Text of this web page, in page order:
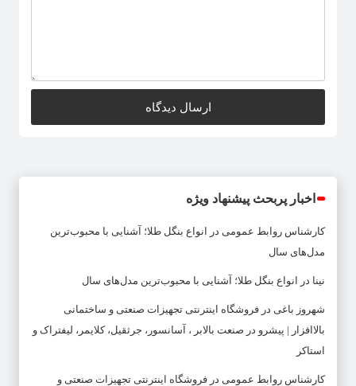
اخبار پربحث پیشنهاد ویژه
کارشناس روابط عمومی در
انواع بنگل طلا؛ آشنایی با محبوب‌ترین
مدل‌های سال
نینا در انواع بنگل طلا؛ آشنایی با محبوب‌ترین مدل‌های سال
شهروز باغی در فروشگاه اینترنتی تجهیزات صنعتی و ساختمانی
بالاافزار | پیشرو در صنعت بالابر ، آسانسور، جرثقیل، کلایمر، لیفتراک و
استاکر
کارشناس روابط عمومی در فروشگاه اینترنتی تجهیزات صنعتی و